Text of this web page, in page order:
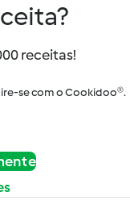
receitas!
se com o Cookidoo®.